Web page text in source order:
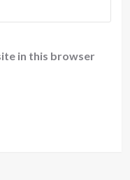
in this browser